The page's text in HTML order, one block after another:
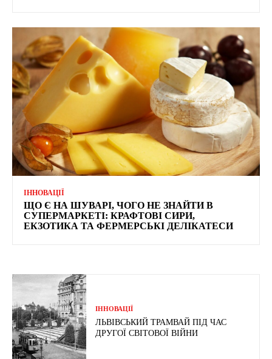
ІННОВАЦІЇ
ЩО Є НА ШУВАРІ, ЧОГО НЕ ЗНАЙТИ В
СУПЕРМАРКЕТІ: КРАФТОВІ СИРИ,
ЕКЗОТИКА ТА ФЕРМЕРСЬКІ ДЕЛІКАТЕСИ
ІННОВАЦІЇ
ЛЬВІВСЬКИЙ ТРАМВАЙ ПІД ЧАС
ДРУГОЇ СВІТОВОЇ ВІЙНИ